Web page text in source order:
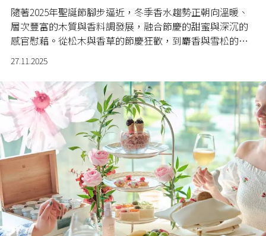
隨著2025年聖誕節腳步逼近，冬季香水趨勢正朝向溫暖、
層次豐富的木質與香料調發展，融合節慶的甜蜜與深沉的
感官慰藉。從松木與香草的節慶狂歡，到麝香與雪松的寧
靜轉折，讓每一次噴灑成為儀式般的享受。L'OFFICIEL
HONG KONG嚴選2025年最新冬季限定的熱門香水，讓你
的香氣於聖誕蔓延。
27.11.2025